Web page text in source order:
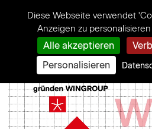
Diese Webseite verwendet
Anzeigen zu
Alle akzeptieren
Personalisieren